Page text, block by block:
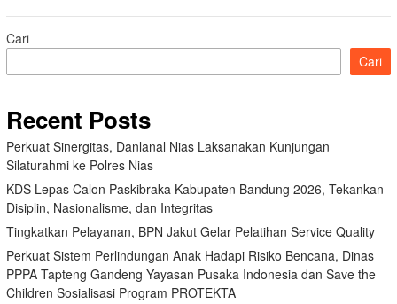
Cari
Cari
Recent Posts
Perkuat Sinergitas, Danlanal Nias Laksanakan Kunjungan
Silaturahmi ke Polres Nias
KDS Lepas Calon Paskibraka Kabupaten Bandung 2026, Tekankan
Disiplin, Nasionalisme, dan Integritas
Tingkatkan Pelayanan, BPN Jakut Gelar Pelatihan Service Quality
Perkuat Sistem Perlindungan Anak Hadapi Risiko Bencana, Dinas
PPPA Tapteng Gandeng Yayasan Pusaka Indonesia dan Save the
Children Sosialisasi Program PROTEKTA